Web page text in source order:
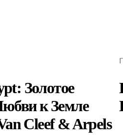
Золотое
к Земле
Cleef & Arpels